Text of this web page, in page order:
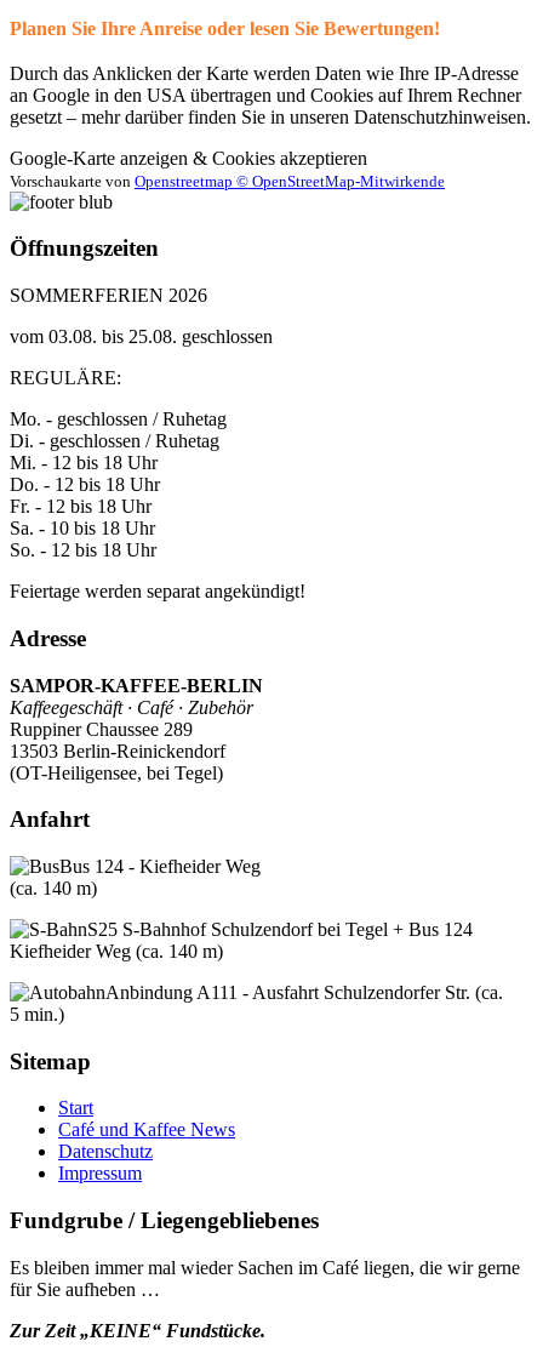
Planen Sie Ihre Anreise oder lesen Sie Bewertungen!
Durch das Anklicken der Karte werden Daten wie Ihre IP-Adresse
an Google in den USA übertragen und Cookies auf Ihrem Rechner
gesetzt – mehr darüber finden Sie in unseren Datenschutzhinweisen.
Google-Karte anzeigen & Cookies akzeptieren
Vorschaukarte von Openstreetmap © OpenStreetMap-Mitwirkende
Öffnungszeiten
SOMMERFERIEN 2026
vom 03.08. bis 25.08. geschlossen
REGULÄRE:
Mo. - geschlossen / Ruhetag
Di. - geschlossen / Ruhetag
Mi. - 12 bis 18 Uhr
Do. - 12 bis 18 Uhr
Fr. - 12 bis 18 Uhr
Sa. - 10 bis 18 Uhr
So. - 12 bis 18 Uhr
Feiertage werden separat angekündigt!
Adresse
SAMPOR-KAFFEE-BERLIN
Kaffeegeschäft · Café · Zubehör
Ruppiner Chaussee 289
13503 Berlin-Reinickendorf
(OT-Heiligensee, bei Tegel)
Anfahrt
Bus 124 - Kiefheider Weg
(ca. 140 m)
S25 S-Bahnhof Schulzendorf bei Tegel + Bus 124
Kiefheider Weg (ca. 140 m)
Anbindung A111 - Ausfahrt Schulzendorfer Str. (ca.
5 min.)
Sitemap
Start
Café und Kaffee News
Datenschutz
Impressum
Fundgrube / Liegengebliebenes
Es bleiben immer mal wieder Sachen im Café liegen, die wir gerne
für Sie aufheben …
Zur Zeit „KEINE“ Fundstücke.